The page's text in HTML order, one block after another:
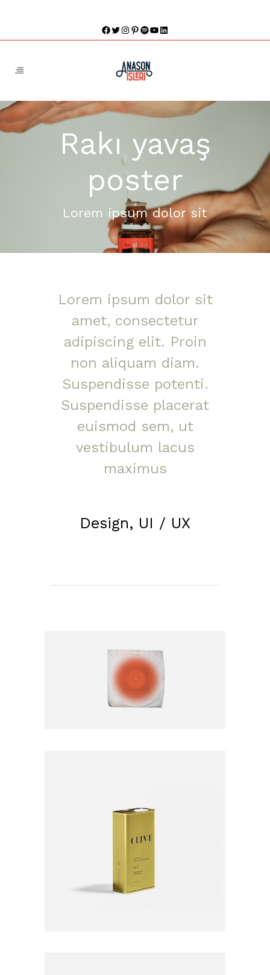
Rakı yavaş
poster
Lorem ipsum dolor sit
Lorem ipsum dolor sit
amet, consectetur
adipiscing elit. Proin
non aliquam diam.
Suspendisse potenti.
Suspendisse placerat
euismod sem, ut
vestibulum lacus
maximus
Design, UI / UX